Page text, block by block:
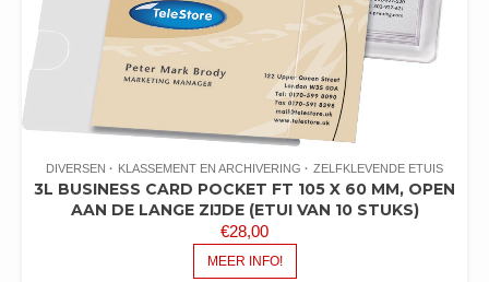
DIVERSEN KLASSEMENT EN ARCHIVERING ZELFKLEVENDE ETUIS
3L BUSINESS CARD POCKET FT 105 X 60 MM, OPEN
AAN DE LANGE ZIJDE (ETUI VAN 10 STUKS)
€28,00
MEER INFO!